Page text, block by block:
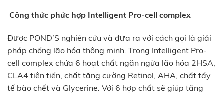
Công thức phức hợp Intelligent Pro-cell complex
Được POND’S nghiên cứu và đưa ra với cách gọi là giải
pháp chống lão hóa thông minh. Trong Intelligent Pro-
cell complex chứa 6 hoạt chất ngăn ngừa lão hóa 2HSA,
CLA4 tiên tiến, chất tăng cường Retinol, AHA, chất tẩy
tế bào chết và Glycerine. Với 6 hợp chất sẽ giúp tăng